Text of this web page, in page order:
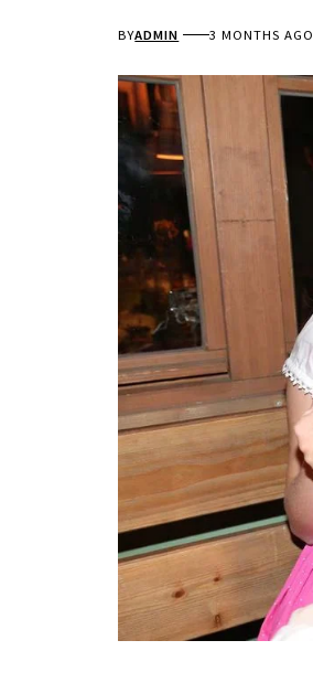
BYADMIN 3 MONTHS AGO